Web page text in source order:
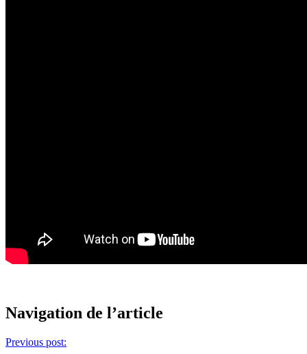
Navigation de l’article
Previous post: